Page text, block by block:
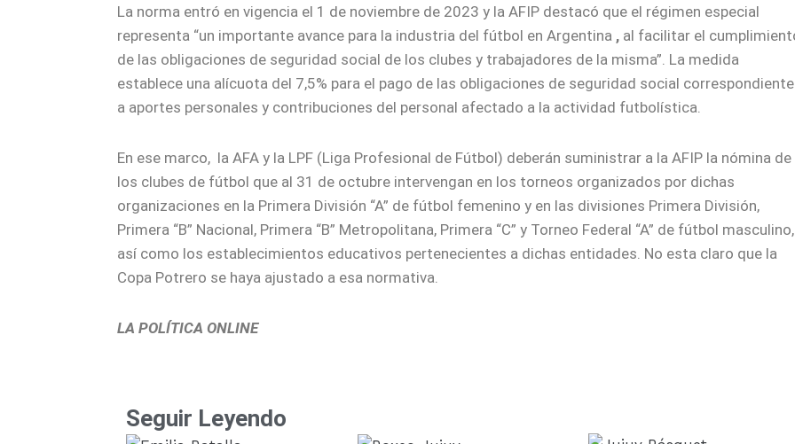
La norma entró en vigencia el 1 de noviembre de 2023 y la AFIP destacó que el régimen especial
representa “un importante avance para la industria del fútbol en Argentina , al facilitar el
de las obligaciones de seguridad social de los clubes y trabajadores de la misma”. La medida
establece una alícuota del 7,5% para el pago de las obligaciones de seguridad social
a aportes personales y contribuciones del personal afectado a la actividad futbolística.
En ese marco, la AFA y la LPF (Liga Profesional de Fútbol) deberán suministrar a la AFIP la nómina de
los clubes de fútbol que al 31 de octubre intervengan en los torneos organizados por dichas
organizaciones en la Primera División “A” de fútbol femenino y en las divisiones Primera División,
Primera “B” Nacional, Primera “B” Metropolitana, Primera “C” y Torneo Federal “A” de fútbol masculino,
así como los establecimientos educativos pertenecientes a dichas entidades. No esta claro que la
Copa Potrero se haya ajustado a esa normativa.
LA POLÍTICA ONLINE
Seguir Leyendo